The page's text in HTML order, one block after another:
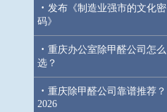
· 发布《制造业强市的文化密
码》
· 重庆办公室除甲醛公司怎么
选？
· 重庆除甲醛公司靠谱推荐？
2026